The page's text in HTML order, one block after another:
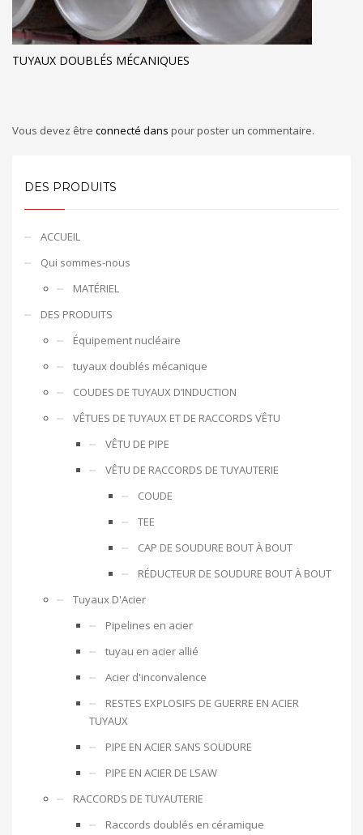
TUYAUX DOUBLÉS MÉCANIQUES
Vous devez être connecté dans pour poster un commentaire.
DES PRODUITS
ACCUEIL
Qui sommes-nous
MATÉRIEL
DES PRODUITS
Équipement nucléaire
tuyaux doublés mécanique
COUDES DE TUYAUX D’INDUCTION
VÊTUES DE TUYAUX ET DE RACCORDS VÊTU
VÊTU DE PIPE
VÊTU DE RACCORDS DE TUYAUTERIE
COUDE
TEE
CAP DE SOUDURE BOUT À BOUT
RÉDUCTEUR DE SOUDURE BOUT À BOUT
Tuyaux D'Acier
Pipelines en acier
tuyau en acier allié
Acier d'inconvalence
RESTES EXPLOSIFS DE GUERRE EN ACIER
TUYAUX
PIPE EN ACIER SANS SOUDURE
PIPE EN ACIER DE LSAW
RACCORDS DE TUYAUTERIE
Raccords doublés en céramique